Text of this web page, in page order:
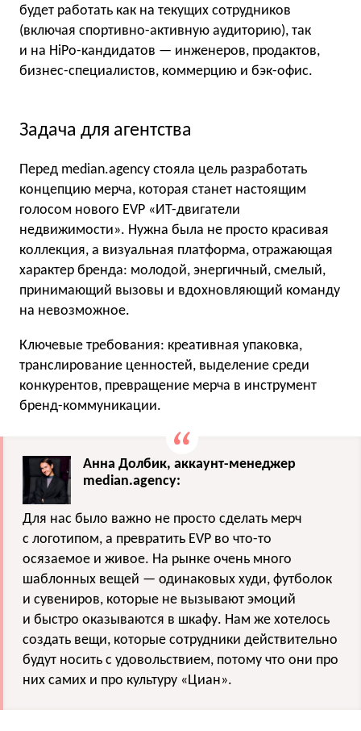
будет работать как на текущих сотрудников
(включая спортивно-активную аудиторию), так
и на HiPo-кандидатов — инженеров, продактов,
бизнес-специалистов, коммерцию и бэк-офис.
Задача для агентства
Перед median.agency стояла цель разработать
концепцию мерча, которая станет настоящим
голосом нового EVP «ИТ-двигатели
недвижимости». Нужна была не просто красивая
коллекция, а визуальная платформа, отражающая
характер бренда: молодой, энергичный, смелый,
принимающий вызовы и вдохновляющий команду
на невозможное.
Ключевые требования: креативная упаковка,
транслирование ценностей, выделение среди
конкурентов, превращение мерча в инструмент
бренд-коммуникации.
Анна Долбик, аккаунт-менеджер
median.agency:
Для нас было важно не просто сделать мерч
с логотипом, а превратить EVP во что-то
осязаемое и живое. На рынке очень много
шаблонных вещей — одинаковых худи, футболок
и сувениров, которые не вызывают эмоций
и быстро оказываются в шкафу. Нам же хотелось
создать вещи, которые сотрудники действительно
будут носить с удовольствием, потому что они про
них самих и про культуру «Циан».